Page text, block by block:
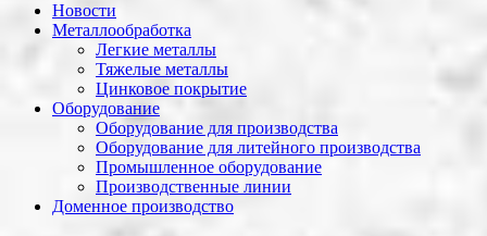
Новости
Металлообработка
Легкие металлы
Тяжелые металлы
Цинковое покрытие
Оборудование
Оборудование для производства
Оборудование для литейного производства
Промышленное оборудование
Производственные линии
Доменное производство